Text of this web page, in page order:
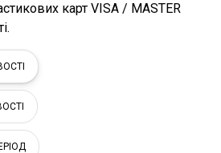
карт VISA / MASTER